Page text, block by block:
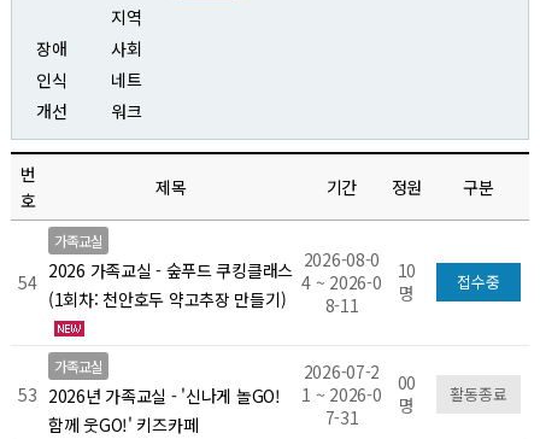
장애
인식
개선
지역
사회
네트
워크
번
호
제목 기간 정원 구분
54
가족교실
2026 가족교실 - 숲푸드 쿠킹클래스
(1회차: 천안호두 약고추장 만들기)
2026-08-0
4 ~ 2026-0
8-11
10
명
접수중
53
가족교실
2026년 가족교실 - '신나게 놀GO!
함께 웃GO!' 키즈카페
2026-07-2
1 ~ 2026-0
7-31
00
명
활동종료